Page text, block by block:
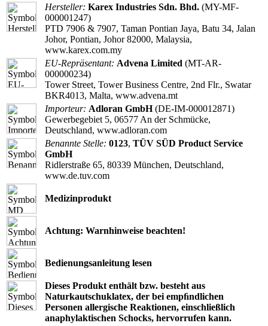
Hersteller: Karex Industries Sdn. Bhd. (MY-MF-
000001247)
PTD 7906 & 7907, Taman Pontian Jaya, Batu 34, Jalan
Johor, Pontian, Johor 82000, Malaysia,
www.karex.com.my
EU-Repräsentant: Advena Limited (MT-AR-
000000234)
Tower Street, Tower Business Centre, 2nd Flr., Swatar
BKR4013, Malta, www.advena.mt
Importeur: Adloran GmbH(DE-IM-000012871)
Gewerbegebiet 5, 06577 An der Schmücke,
Deutschland, www.adloran.com
Benannte Stelle: 0123, TÜV SÜD Product Service
GmbH
Ridlerstraße 65, 80339 München, Deutschland,
www.de.tuv.com
Medizinprodukt
Achtung: Warnhinweise beachten!
Bedienungsanleitung lesen
Dieses Produkt enthält bzw. besteht aus
Naturkautschuklatex, der bei empﬁndlichen
Personen allergische Reaktionen, einschließlich
anaphylaktischen Schocks, hervorrufen kann.